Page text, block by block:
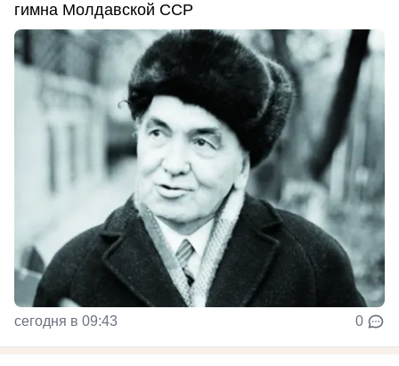
гимна Молдавской ССР
сегодня в 09:43 0